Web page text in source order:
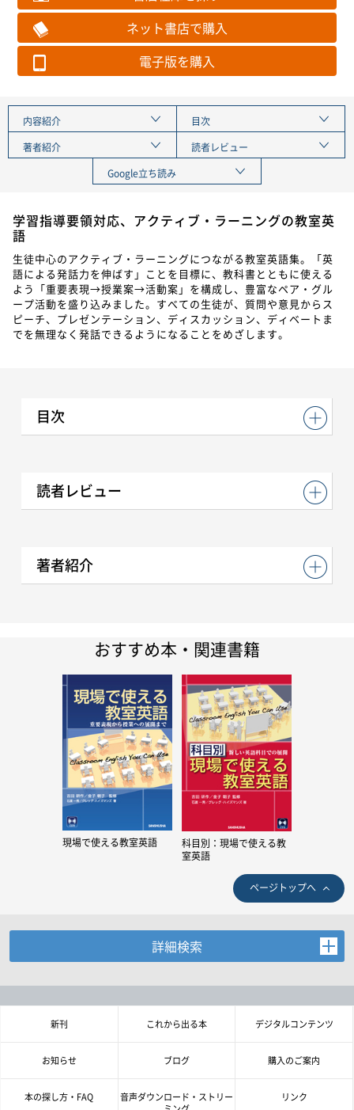
ネット書店で購入
電子版を購入
内容紹介
目次
著者紹介
読者レビュー
Google立ち読み
学習指導要領対応、アクティブ・ラーニングの教室英
語
生徒中心のアクティブ・ラーニングにつながる教室英語集。「英
語による発話力を伸ばす」ことを目標に、教科書とともに使える
よう「重要表現→授業案→活動案」を構成し、豊富なペア・グル
ープ活動を盛り込みました。すべての生徒が、質問や意見からス
ピーチ、プレゼンテーション、ディスカッション、ディベートま
でを無理なく発話できるようになることをめざします。
目次
読者レビュー
著者紹介
おすすめ本・関連書籍
現場で使える教室英語
科目別：現場で使える教
室英語
ページトップへ
詳細検索
情報を入力、選択後検索ボタンを押してください。
新刊 これから出る本 デジタルコンテンツ
お知らせ ブログ 購入のご案内
本の探し方・FAQ
音声ダウンロード・ストリー
リンク